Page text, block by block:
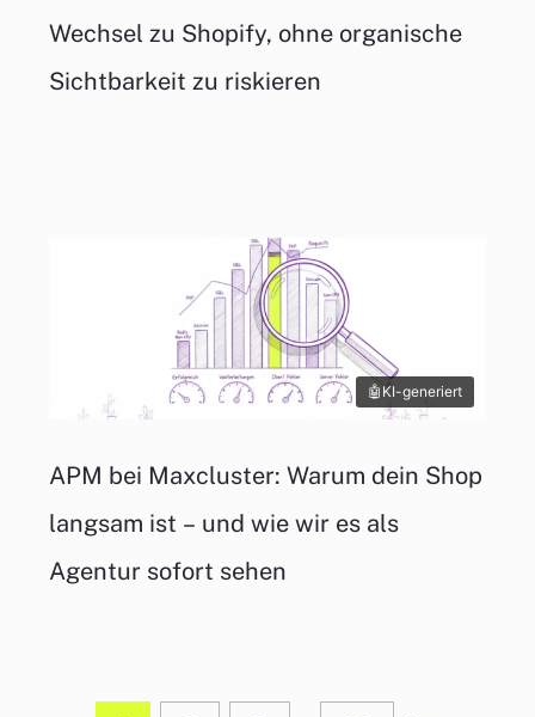
Wechsel zu Shopify, ohne organische
Sichtbarkeit zu riskieren
KI-generiert
APM bei Maxcluster: Warum dein Shop
langsam ist – und wie wir es als
Agentur sofort sehen